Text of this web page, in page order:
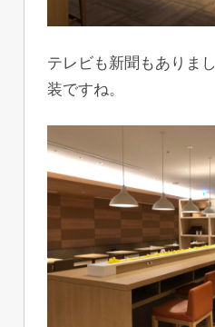
テレビも新聞もありま
装ですね。